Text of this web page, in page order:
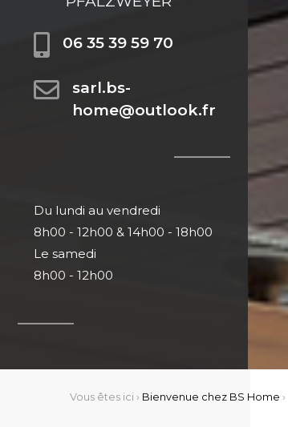
06 35 39 59 70
sarl.bs-
home@outlook.fr
Du lundi au vendredi
8h00 - 12h00 & 14h00 - 18h00
Le samedi
8h00 - 12h00
Vous êtes ici › Bienvenue chez BS Home ›